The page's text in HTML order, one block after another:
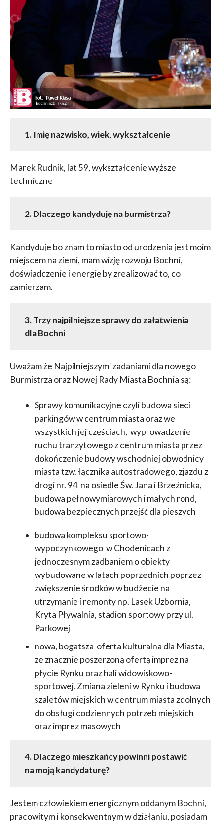
1. Imię nazwisko, wiek, wykształcenie
Marek Rudnik, lat 59, wykształcenie wyższe
techniczne
2. Dlaczego kandyduję na burmistrza?
Kandyduje bo znam to miasto od urodzenia jest moim
miejscem na ziemi, mam wizję rozwoju Bochni,
doświadczenie i energię by zrealizować to, co
zamierzam.
3. Trzy najpilniejsze sprawy do załatwienia
dla Bochni
Uważam że Najpilniejszymi zadaniami dla nowego
Burmistrza oraz Nowej Rady Miasta Bochnia są:
Sprawy komunikacyjne czyli budowa sieci
parkingów w centrum miasta oraz we
wszystkich jej częściach, wyprowadzenie
ruchu tranzytowego z centrum miasta przez
dokończenie budowy wschodniej obwodnicy
miasta tzw. łącznika autostradowego, zjazdu z
drogi nr. 94 na osiedle Św. Jana i Brzeźnicka,
budowa pełnowymiarowych i małych rond,
budowa bezpiecznych przejść dla pieszych
budowa kompleksu sportowo-
wypoczynkowego w Chodenicach z
jednoczesnym zadbaniem o obiekty
wybudowane w latach poprzednich poprzez
zwiększenie środków w budżecie na
utrzymanie i remonty np. Lasek Uzbornia,
Kryta Pływalnia, stadion sportowy przy ul.
Parkowej
nowa, bogatsza oferta kulturalna dla Miasta,
ze znacznie poszerzoną ofertą imprez na
płycie Rynku oraz hali widowiskowo-
sportowej. Zmiana zieleni w Rynku i budowa
szaletów miejskich w centrum miasta zdolnych
do obsługi codziennych potrzeb miejskich
oraz imprez masowych
4. Dlaczego mieszkańcy powinni postawić
na moją kandydaturę?
Jestem człowiekiem energicznym oddanym Bochni,
pracowitym i konsekwentnym w działaniu, posiadam